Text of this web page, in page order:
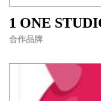
1 ONE
合作品牌